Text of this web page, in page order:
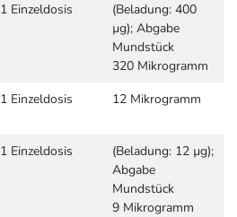
1 Einzeldosis
(Beladung: 400
µg); Abgabe
Mundstück
320 Mikrogramm
1 Einzeldosis 12 Mikrogramm
1 Einzeldosis
(Beladung: 12 µg);
Abgabe
Mundstück
9 Mikrogramm